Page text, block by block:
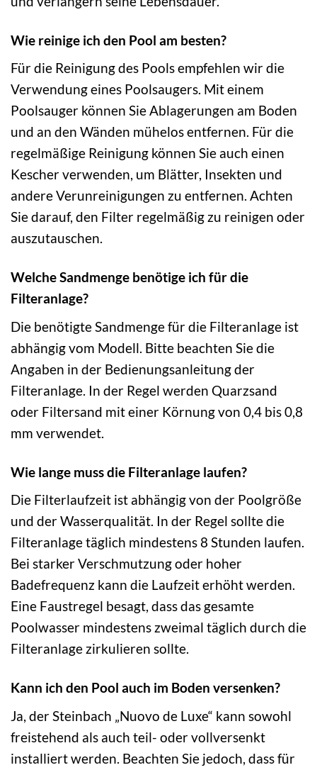
Wie reinige ich den Pool am besten?
Für die Reinigung des Pools empfehlen wir die
Verwendung eines Poolsaugers. Mit einem
Poolsauger können Sie Ablagerungen am Boden
und an den Wänden mühelos entfernen. Für die
regelmäßige Reinigung können Sie auch einen
Kescher verwenden, um Blätter, Insekten und
andere Verunreinigungen zu entfernen. Achten
Sie darauf, den Filter regelmäßig zu reinigen oder
auszutauschen.
Welche Sandmenge benötige ich für die
Filteranlage?
Die benötigte Sandmenge für die Filteranlage ist
abhängig vom Modell. Bitte beachten Sie die
Angaben in der Bedienungsanleitung der
Filteranlage. In der Regel werden Quarzsand
oder Filtersand mit einer Körnung von 0,4 bis 0,8
mm verwendet.
Wie lange muss die Filteranlage laufen?
Die Filterlaufzeit ist abhängig von der Poolgröße
und der Wasserqualität. In der Regel sollte die
Filteranlage täglich mindestens 8 Stunden laufen.
Bei starker Verschmutzung oder hoher
Badefrequenz kann die Laufzeit erhöht werden.
Eine Faustregel besagt, dass das gesamte
Poolwasser mindestens zweimal täglich durch die
Filteranlage zirkulieren sollte.
Kann ich den Pool auch im Boden versenken?
Ja, der Steinbach „Nuovo de Luxe“ kann sowohl
freistehend als auch teil- oder vollversenkt
installiert werden. Beachten Sie jedoch, dass für